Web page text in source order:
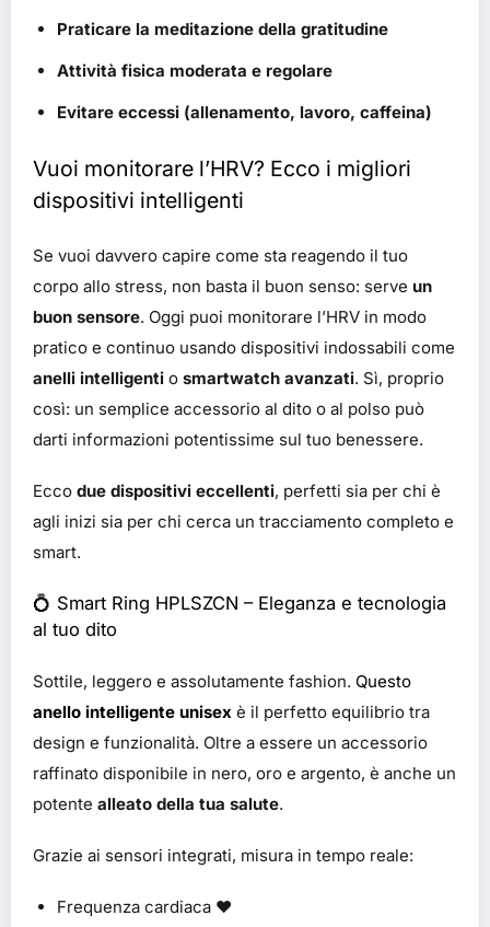
Praticare la meditazione della gratitudine
Attività fisica moderata e regolare
Evitare eccessi (allenamento, lavoro, caffeina)
Vuoi monitorare l’HRV? Ecco i migliori
dispositivi intelligenti
Se vuoi davvero capire come sta reagendo il tuo
corpo allo stress, non basta il buon senso: serve un
buon sensore. Oggi puoi monitorare l’HRV in modo
pratico e continuo usando dispositivi indossabili come
anelli intelligenti o smartwatch avanzati. Sì, proprio
così: un semplice accessorio al dito o al polso può
darti informazioni potentissime sul tuo benessere.
Ecco due dispositivi eccellenti, perfetti sia per chi è
agli inizi sia per chi cerca un tracciamento completo e
smart.
💍 Smart Ring HPLSZCN – Eleganza e tecnologia
al tuo dito
Sottile, leggero e assolutamente fashion. Questo
anello intelligente unisex è il perfetto equilibrio tra
design e funzionalità. Oltre a essere un accessorio
raffinato disponibile in nero, oro e argento, è anche un
potente alleato della tua salute.
Grazie ai sensori integrati, misura in tempo reale:
Frequenza cardiaca ❤️